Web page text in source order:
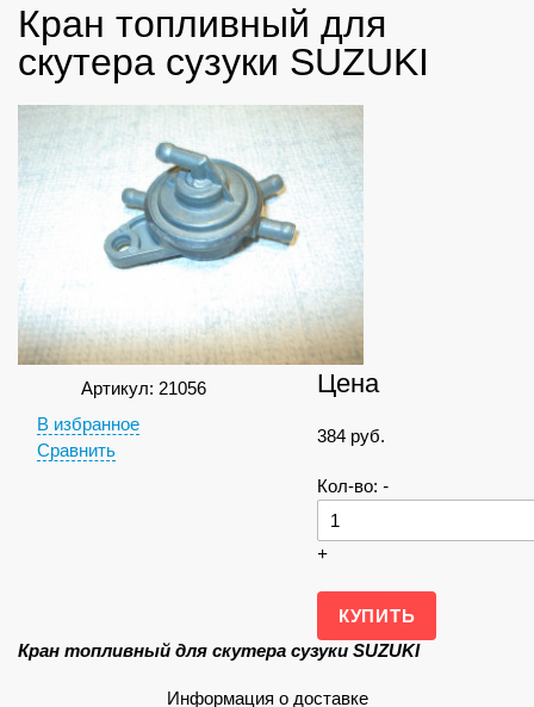
Кран топливный для
скутера сузуки SUZUKI
Артикул: 21056
В избранное
Сравнить
Цена
384 руб.
Кол-во: -
+
Кран топливный для скутера сузуки SUZUKI
Информация о доставке